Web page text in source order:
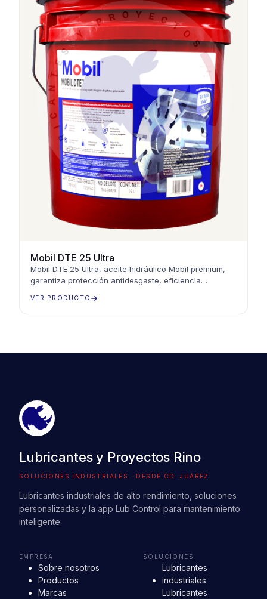
Mobil DTE 25 Ultra
Mobil DTE 25 Ultra, aceite hidráulico Mobil premium,
garantiza protección antidesgaste, eficiencia
hidráulicos
VER PRODUCTO
Lubricantes y Proyectos Rino
SOLUCIONES INDUSTRIALES · DESDE CD. JUÁREZ
Lubricantes industriales de alto rendimiento, soluciones
personalizadas y la app Lub Control para mantenimiento
inteligente.
EMPRESA
Sobre nosotros
Productos
Marcas
SOLUCIONES
Lubricantes
industriales
Lubricantes